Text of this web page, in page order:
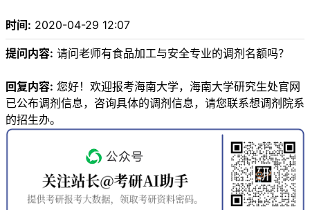
时间: 2020-04-29 12:07
提问内容: 请问老师有食品加工与安全专业的调剂名额吗？
回复内容: 您好！欢迎报考海南大学，海南大学研究生处官网
已公布调剂信息，咨询具体的调剂信息，请您联系想调剂院系
的招生办。